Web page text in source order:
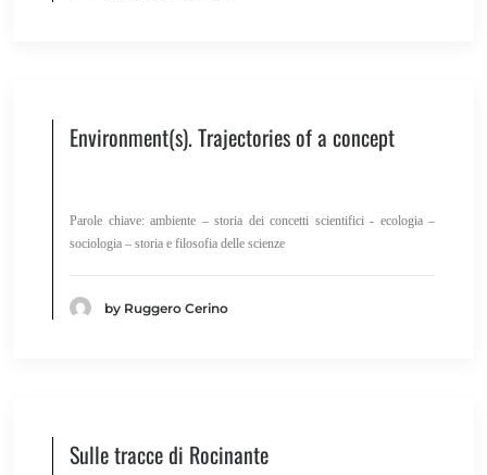
Environment(s). Trajectories of a concept
Parole chiave: ambiente – storia dei concetti scientifici - ecologia –
sociologia – storia e filosofia delle scienze
by Ruggero Cerino
Sulle tracce di Rocinante